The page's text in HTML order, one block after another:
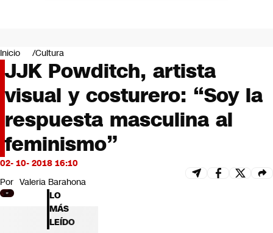
Negocios
Deportes
Programas completos
Cultura
Servicios
Bits
CNN Data
CNN tiempo
Futuro 360
Inicio Cultura
JJK Powditch, artista
visual y costurero: “Soy la
respuesta masculina al
feminismo”
02- 10- 2018 16:10
Por Valeria Barahona
LO
MÁS
LEÍDO